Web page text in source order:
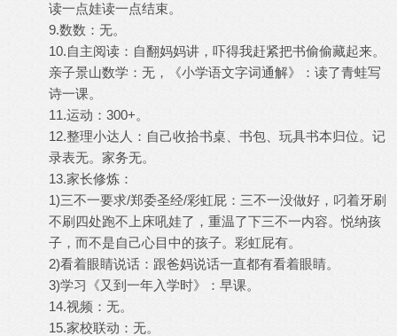
读一点娃读一点结束。
9.数数：无。
10.自主阅读：自翻妈妈讲，吓得我赶紧把书偷偷藏起来。
亲子景山数学：无，《小学语文字词通解》：读了青蛙写
诗一课。
11.运动：300+。
12.整理小达人：自己收拾书桌、书包、玩具书本归位。记
录表无。家务无。
13.家长修炼：
1)三不一要求/郑委圣经/彩虹屁：三不一没做好，叼着牙刷
不刷四处跑不上床吼娃了，重温了下三不一内容。悦纳孩
子，而不是自己心目中的孩子。彩虹屁有。
2)看着眼睛说话：跟爸妈说话一直都有看着眼睛。
3)学习《又到一年入学时》：早课。
14.视频：无。
15.家校联动：无。